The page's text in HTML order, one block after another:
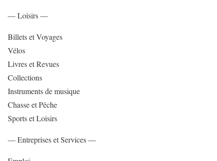
— Loisirs —
Billets et Voyages
Vélos
Livres et Revues
Collections
Instruments de musique
Chasse et Pêche
Sports et Loisirs
— Entreprises et Services —